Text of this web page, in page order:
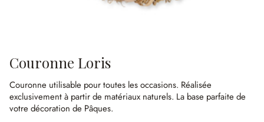
Couronne Loris
Couronne utilisable pour toutes les occasions. Réalisée
exclusivement à partir de matériaux naturels. La base parfaite de
votre décoration de Pâques.